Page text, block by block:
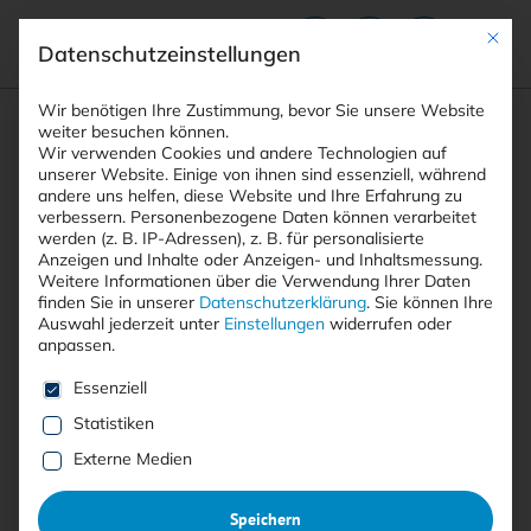
Suchfeld
Suchen
Breadcrumb-Navigation
STARTSEITE
ARTIKEL
IDENTITY- UND ACCESS-MANAGEMENT (IAM): …
Inhaltsverzeichnis
Free
Identity- und Access-
Mit
Datenschutzeinstellungen
Wir benötigen Ihre Zustimmung, bevor Sie unsere Website
weiter besuchen können.
Wir verwenden Cookies und andere Technologien auf
unserer Website. Einige von ihnen sind essenziell, während
andere uns helfen, diese Website und Ihre Erfahrung zu
verbessern. Personenbezogene Daten können verarbeitet
werden (z. B. IP-Adressen), z. B. für personalisierte
Anzeigen und Inhalte oder Anzeigen- und Inhaltsmessung.
Weitere Informationen über die Verwendung Ihrer Daten
finden Sie in unserer Datenschutzerklärung. Sie können Ihre
Auswahl jederzeit unter Einstellungen widerrufen oder
anpassen.
Es folgt eine Liste der Service-Gruppen, für die eine
Essenziell
Statistiken
Externe Medien
Speichern